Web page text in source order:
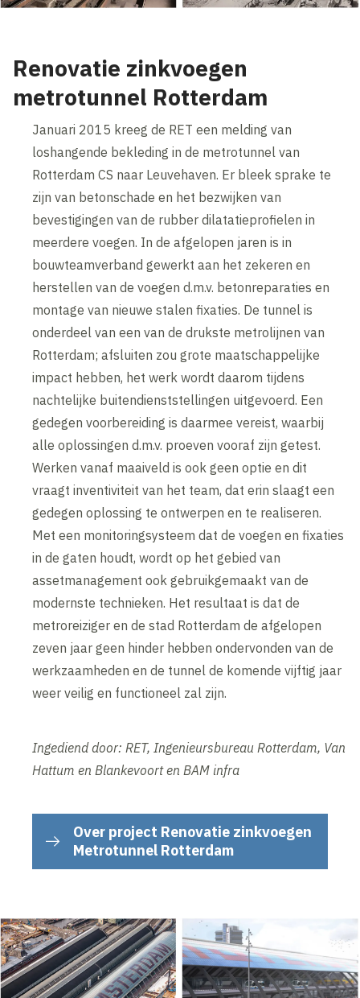
Renovatie zinkvoegen
metrotunnel Rotterdam
Januari 2015 kreeg de RET een melding van
loshangende bekleding in de metrotunnel van
Rotterdam CS naar Leuvehaven. Er bleek sprake te
zijn van betonschade en het bezwijken van
bevestigingen van de rubber dilatatieprofielen in
meerdere voegen. In de afgelopen jaren is in
bouwteamverband gewerkt aan het zekeren en
herstellen van de voegen d.m.v. betonreparaties en
montage van nieuwe stalen fixaties. De tunnel is
onderdeel van een van de drukste metrolijnen van
Rotterdam; afsluiten zou grote maatschappelijke
impact hebben, het werk wordt daarom tijdens
nachtelijke buitendienststellingen uitgevoerd. Een
gedegen voorbereiding is daarmee vereist, waarbij
alle oplossingen d.m.v. proeven vooraf zijn getest.
Werken vanaf maaiveld is ook geen optie en dit
vraagt inventiviteit van het team, dat erin slaagt een
gedegen oplossing te ontwerpen en te realiseren.
Met een monitoringsysteem dat de voegen en fixaties
in de gaten houdt, wordt op het gebied van
assetmanagement ook gebruikgemaakt van de
modernste technieken. Het resultaat is dat de
metroreiziger en de stad Rotterdam de afgelopen
zeven jaar geen hinder hebben ondervonden van de
werkzaamheden en de tunnel de komende vijftig jaar
weer veilig en functioneel zal zijn.
Ingediend door: RET, Ingenieursbureau Rotterdam, Van
Hattum en Blankevoort en BAM infra
Over project Renovatie zinkvoegen
Metrotunnel Rotterdam